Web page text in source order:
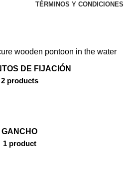
TÉRMINOS Y CONDICIONES
DE FIJACIÓN
2 products
GANCHO
1 product